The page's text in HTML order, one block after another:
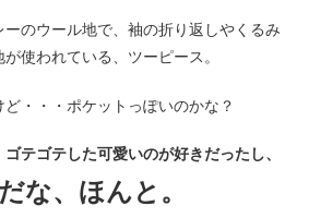
のウール地で、袖の折り返しやくるみ
使われている、ツーピース。
・・・ポケットっぽいのかな？
テゴテした可愛いのが好きだったし、
な、ほんと。